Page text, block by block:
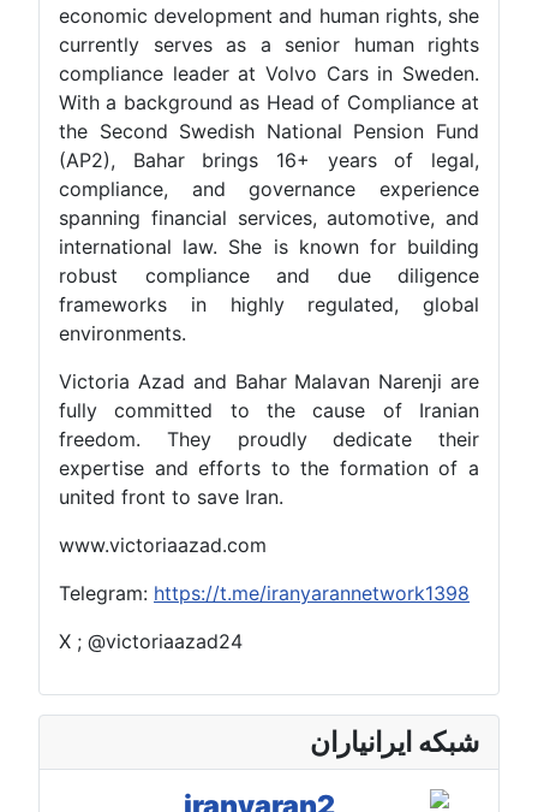
economic development and human rights, she
currently serves as a senior human rights
compliance leader at Volvo Cars in Sweden.
With a background as Head of Compliance at
the Second Swedish National Pension Fund
(AP2), Bahar brings 16+ years of legal,
compliance, and governance experience
spanning financial services, automotive, and
international law. She is known for building
robust compliance and due diligence
frameworks in highly regulated, global
environments.
Victoria Azad and Bahar Malavan Narenji are
fully committed to the cause of Iranian
freedom. They proudly dedicate their
expertise and efforts to the formation of a
united front to save Iran.
www.victoriaazad.com
Telegram: https://t.me/iranyarannetwork1398
X ; @victoriaazad24
شبکه ایرانیاران